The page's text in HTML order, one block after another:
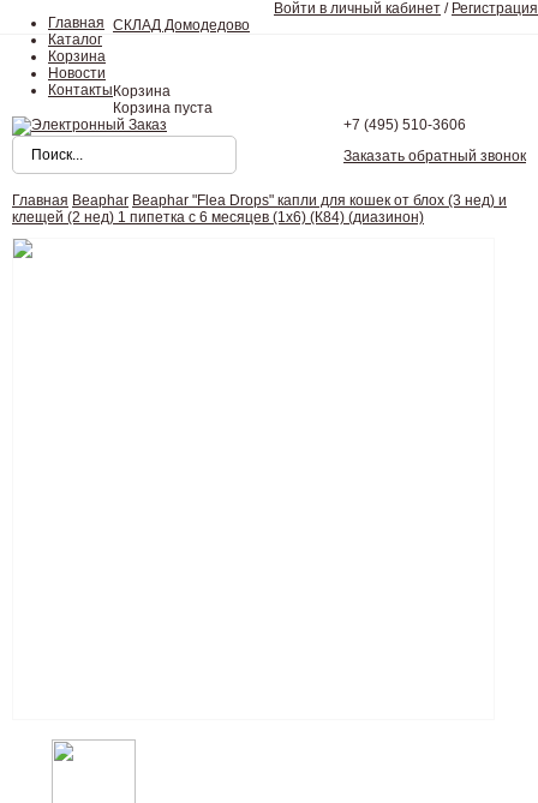
Главная
Каталог
Корзина
Новости
Контакты
Войти в личный кабинет / Регистрация
СКЛАД Домодедово
Корзина
Корзина пуста
+7 (495) 510-3606
Заказать обратный звонок
Главная Beaphar Beaphar "Flea Drops" капли для кошек от блох (3 нед) и
клещей (2 нед) 1 пипетка с 6 месяцев (1х6) (К84) (диазинон)